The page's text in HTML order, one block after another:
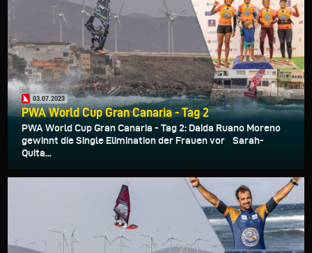
03.07.2023
PWA World Cup Gran Canaria - Tag 2
PWA World Cup Gran Canaria - Tag 2: Daida Ruano Moreno
gewinnt die Single Elimination der Frauen vor Sarah-
Quita...